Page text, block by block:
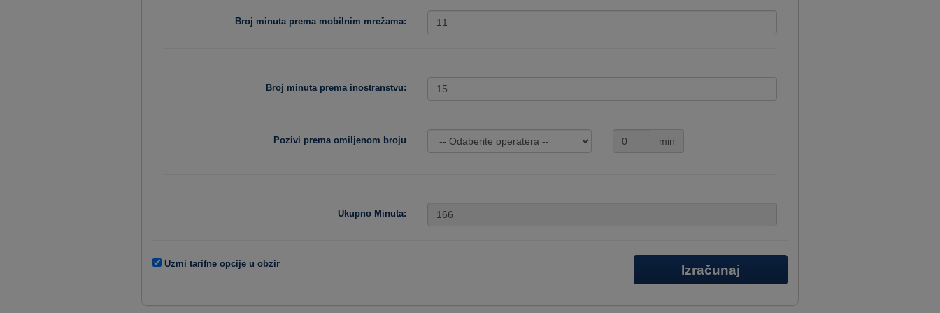
Broj minuta prema mobilnim mrežama:
Broj minuta prema inostranstvu:
Pozivi prema omiljenom broju min
Ukupno Minuta:
Uzmi tarifne opcije u obzir Izračunaj